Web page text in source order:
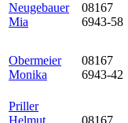
Neugebauer
Mia
08167
6943-58
Obermeier
Monika
08167
6943-42
Priller